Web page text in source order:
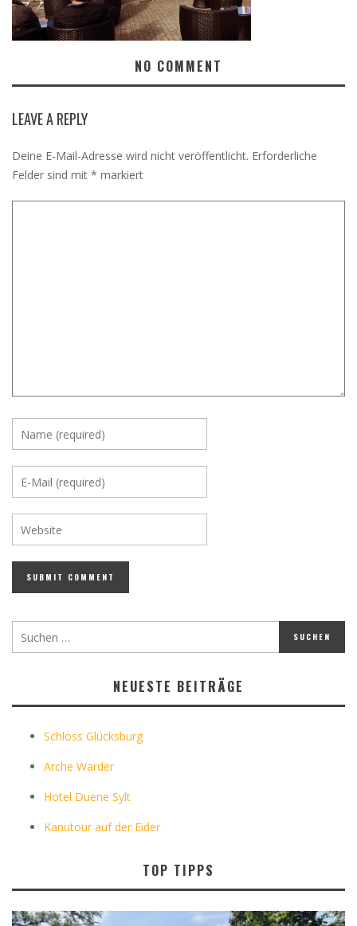
NO COMMENT
LEAVE A REPLY
Deine E-Mail-Adresse wird nicht veröffentlicht. Erforderliche
Felder sind mit * markiert
NEUESTE BEITRÄGE
Schloss Glücksburg
Arche Warder
Hotel Duene Sylt
Kanutour auf der Eider
TOP TIPPS